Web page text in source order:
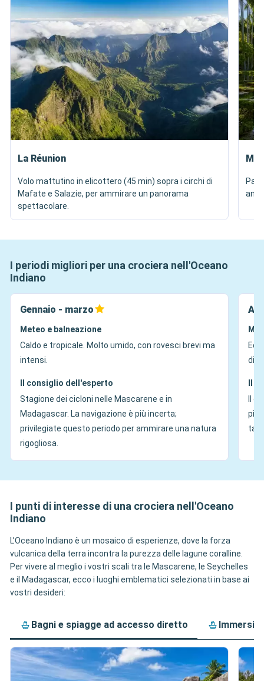
La Réunion
Volo mattutino in elicottero (45 min) sopra i circhi di
Mafate e Salazie, per ammirare un panorama
spettacolare.
I periodi migliori per una crociera nell'Oceano
Indiano
Gennaio - marzo
Meteo e balneazione
Caldo e tropicale. Molto umido, con rovesci brevi ma
intensi.
Il consiglio dell'esperto
Stagione dei cicloni nelle Mascarene e in
Madagascar. La navigazione è più incerta;
privilegiate questo periodo per ammirare una natura
rigogliosa.
Il
I punti di interesse di una crociera nell'Oceano
Indiano
L’Oceano Indiano è un mosaico di esperienze, dove la forza
vulcanica della terra incontra la purezza delle lagune coralline.
Per vivere al meglio i vostri scali tra le Mascarene, le Seychelles
e il Madagascar, ecco i luoghi emblematici selezionati in base ai
vostri desideri:
Bagni e spiagge ad accesso diretto